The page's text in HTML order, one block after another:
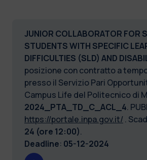
JUNIOR COLLABORATOR FOR
STUDENTS WITH SPECIFIC
DIFFICULTIES (SLD) AND
posizione con contratto a
presso il Servizio Pari
Campus Life del Politecnico di
2024_PTA_TD_C_ACL_4.
https://portale.inpa.gov.it/ .
24 (ore 12:00).
Deadline: 05-12-2024